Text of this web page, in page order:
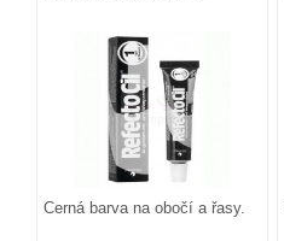
Černá barva na obočí a řasy.